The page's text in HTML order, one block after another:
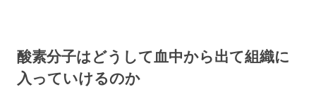
酸素分子はどうして血中から出て組織に
入っていけるのか